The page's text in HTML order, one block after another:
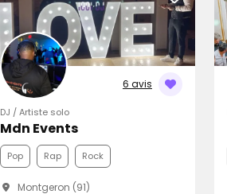
Funk
6 avis
DJ / Artiste solo
Mdn Events
Pop Rap Rock
Montgeron (91)